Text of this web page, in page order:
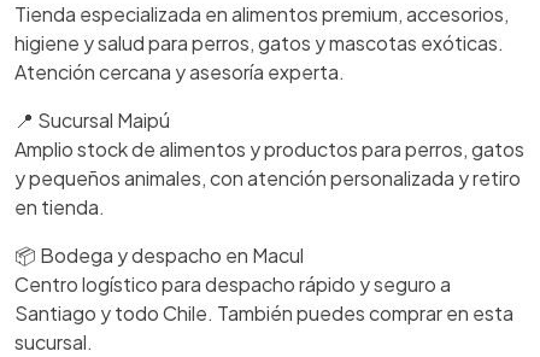
Tienda especializada en alimentos premium, accesorios,
higiene y salud para perros, gatos y mascotas exóticas.
Atención cercana y asesoría experta.
📍 Sucursal Maipú
Amplio stock de alimentos y productos para perros, gatos
y pequeños animales, con atención personalizada y retiro
en tienda.
📦 Bodega y despacho en Macul
Centro logístico para despacho rápido y seguro a
Santiago y todo Chile. También puedes comprar en esta
sucursal.